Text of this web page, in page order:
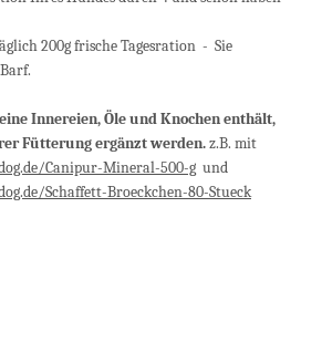
200g frische Tagesration - Sie
Innereien, Öle und Knochen enthält,
Fütterung ergänzt werden.z.B. mit
Canipur-Mineral-500-g und
Schaffett-Broeckchen-80-Stueck